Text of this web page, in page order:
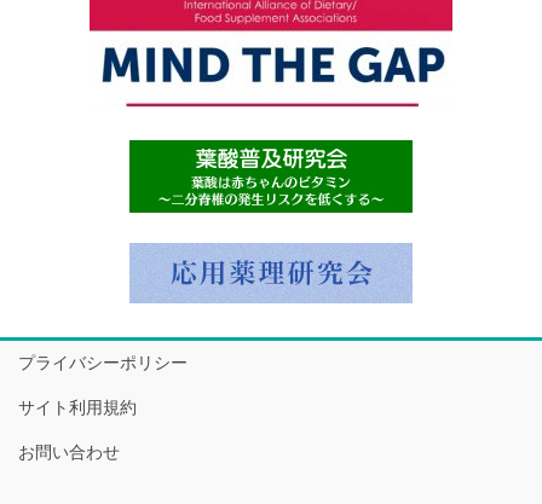
プライバシーポリシー
サイト利用規約
お問い合わせ